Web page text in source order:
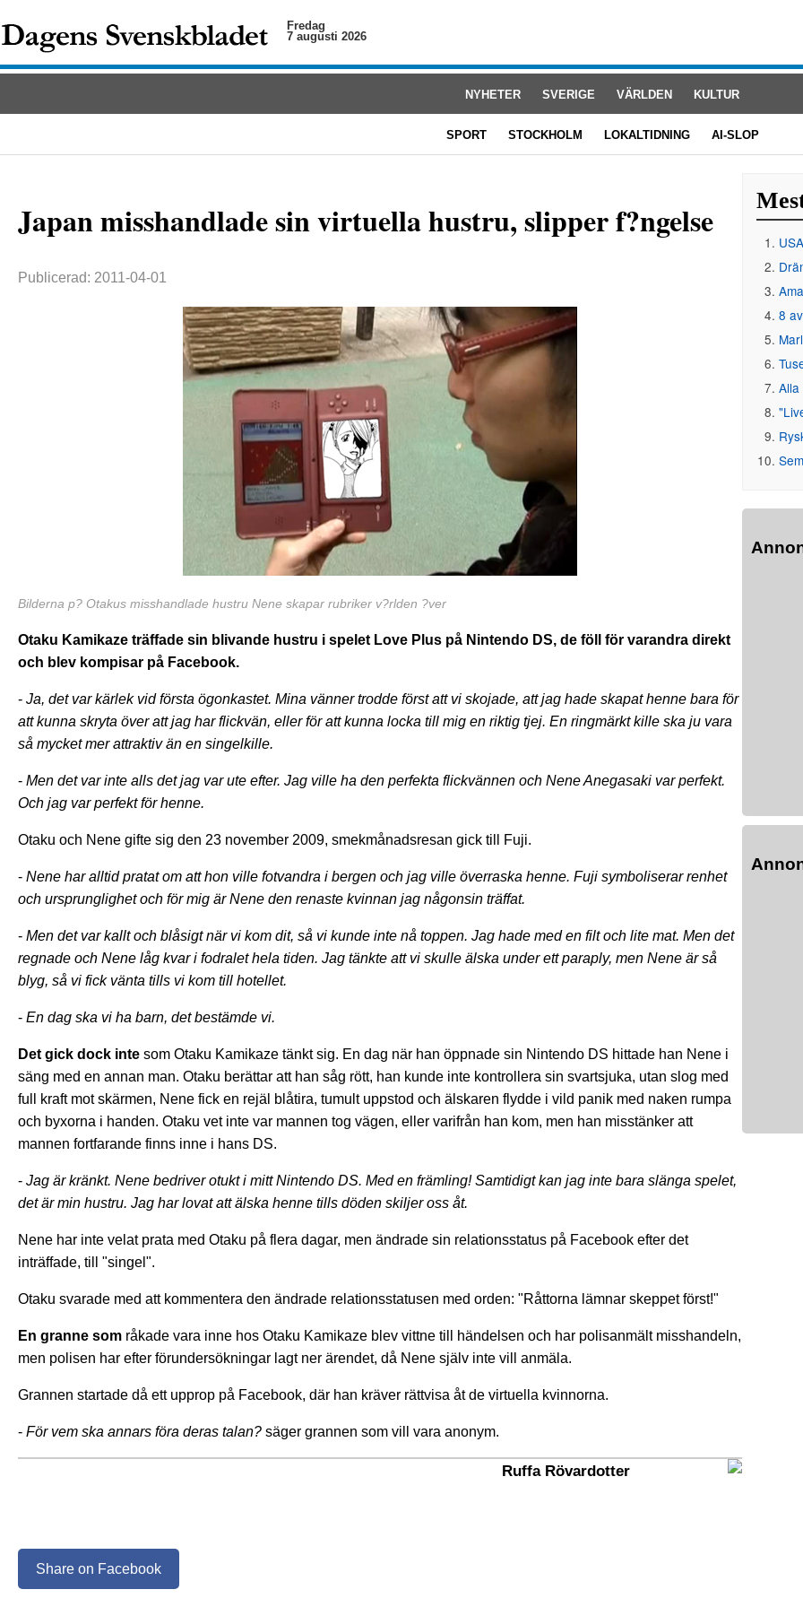
Fredag
7 augusti 2026
NYHETER SVERIGE VÄRLDEN KULTUR
SPORT STOCKHOLM LOKALTIDNING AI-SLOP
Japan misshandlade sin virtuella hustru, slipper f?ngelse
Publicerad: 2011-04-01
Bilderna p? Otakus misshandlade hustru Nene skapar rubriker v?rlden ?ver
Otaku Kamikaze träffade sin blivande hustru i spelet Love Plus på Nintendo DS, de föll för varandra direkt
och blev kompisar på Facebook.
- Ja, det var kärlek vid första ögonkastet. Mina vänner trodde först att vi skojade, att jag hade skapat henne bara för
att kunna skryta över att jag har flickvän, eller för att kunna locka till mig en riktig tjej. En ringmärkt kille ska ju vara
så mycket mer attraktiv än en singelkille.
- Men det var inte alls det jag var ute efter. Jag ville ha den perfekta flickvännen och Nene Anegasaki var perfekt.
Och jag var perfekt för henne.
Otaku och Nene gifte sig den 23 november 2009, smekmånadsresan gick till Fuji.
- Nene har alltid pratat om att hon ville fotvandra i bergen och jag ville överraska henne. Fuji symboliserar renhet
och ursprunglighet och för mig är Nene den renaste kvinnan jag någonsin träffat.
- Men det var kallt och blåsigt när vi kom dit, så vi kunde inte nå toppen. Jag hade med en filt och lite mat. Men det
regnade och Nene låg kvar i fodralet hela tiden. Jag tänkte att vi skulle älska under ett paraply, men Nene är så
blyg, så vi fick vänta tills vi kom till hotellet.
- En dag ska vi ha barn, det bestämde vi.
Det gick dock inte som Otaku Kamikaze tänkt sig. En dag när han öppnade sin Nintendo DS hittade han Nene i
säng med en annan man. Otaku berättar att han såg rött, han kunde inte kontrollera sin svartsjuka, utan slog med
full kraft mot skärmen, Nene fick en rejäl blåtira, tumult uppstod och älskaren flydde i vild panik med naken rumpa
och byxorna i handen. Otaku vet inte var mannen tog vägen, eller varifrån han kom, men han misstänker att
mannen fortfarande finns inne i hans DS.
- Jag är kränkt. Nene bedriver otukt i mitt Nintendo DS. Med en främling! Samtidigt kan jag inte bara slänga spelet,
det är min hustru. Jag har lovat att älska henne tills döden skiljer oss åt.
Nene har inte velat prata med Otaku på flera dagar, men ändrade sin relationsstatus på Facebook efter det
inträffade, till "singel".
Otaku svarade med att kommentera den ändrade relationsstatusen med orden: "Råttorna lämnar skeppet först!"
En granne som råkade vara inne hos Otaku Kamikaze blev vittne till händelsen och har polisanmält misshandeln,
men polisen har efter förundersökningar lagt ner ärendet, då Nene själv inte vill anmäla.
Grannen startade då ett upprop på Facebook, där han kräver rättvisa åt de virtuella kvinnorna.
- För vem ska annars föra deras talan? säger grannen som vill vara anonym.
Ruffa Rövardotter
Share on Facebook
8